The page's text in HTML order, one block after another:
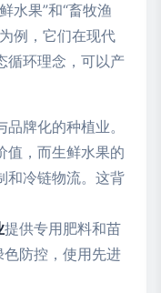
水果”和“畜牧渔
例，它们在现代
循环理念，可以产
牌化的种植业。
值，而生鲜水果的
和冷链物流。这背
提供专用肥料和苗
色防控，使用先进